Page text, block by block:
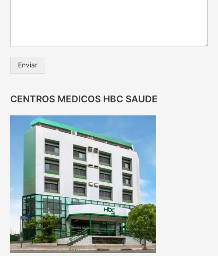
Enviar
CENTROS MEDICOS HBC SAUDE